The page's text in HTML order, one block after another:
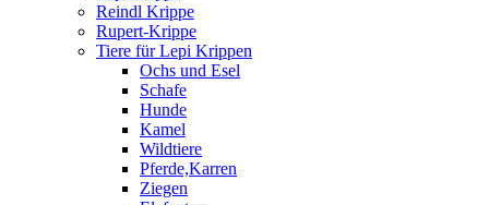
Reindl Krippe
Rupert-Krippe
Tiere für Lepi Krippen
Ochs und Esel
Schafe
Hunde
Kamel
Wildtiere
Pferde,Karren
Ziegen